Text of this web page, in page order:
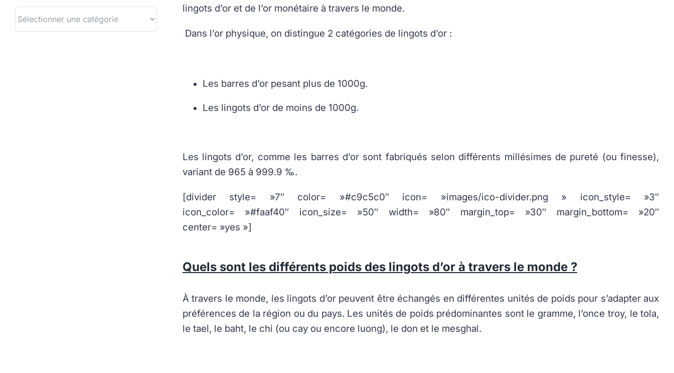
lingots d’or et de l’or monétaire à travers le monde.
Dans l’or physique, on distingue 2 catégories de lingots d’or :
Les barres d’or pesant plus de 1000g.
Les lingots d’or de moins de 1000g.
Les lingots d’or, comme les barres d’or sont fabriqués selon différents millésimes de pureté (ou finesse),
variant de 965 à 999.9 ‰.
[divider style= »7″ color= »#c9c5c0″ icon= »images/ico-divider.png » icon_style= »3″
icon_color= »#faaf40″ icon_size= »50″ width= »80″ margin_top= »30″ margin_bottom= »20″
center= »yes »]
Quels sont les différents poids des lingots d’or à travers le monde ?
À travers le monde, les lingots d’or peuvent être échangés en différentes unités de poids pour s’adapter aux
préférences de la région ou du pays. Les unités de poids prédominantes sont le gramme, l’once troy, le tola,
le tael, le baht, le chi (ou cay ou encore luong), le don et le mesghal.